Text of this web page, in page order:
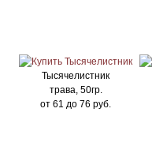
Тысячелистник
трава, 50гр.
от 61 до 76 руб.